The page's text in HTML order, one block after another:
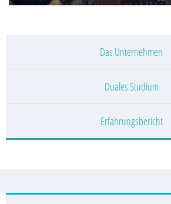
Das Unternehmen
Duales Studium
Erfahrungsbericht